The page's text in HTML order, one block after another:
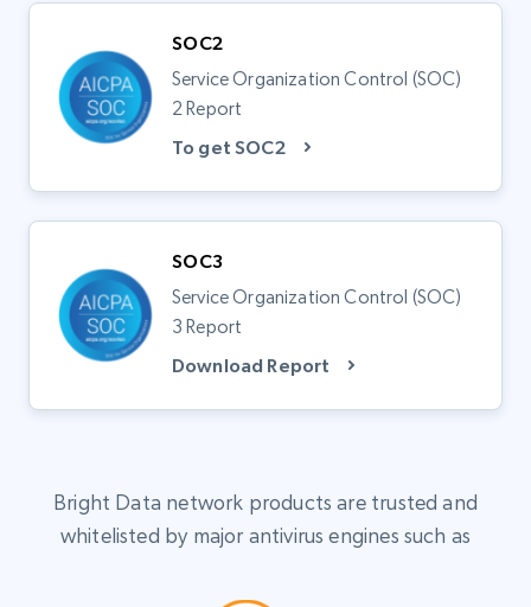
SOC2
Service Organization Control (SOC)
2 Report
To get SOC2
SOC3
Service Organization Control (SOC)
3 Report
Download Report
Bright Data network products are trusted and
whitelisted by major antivirus engines such as